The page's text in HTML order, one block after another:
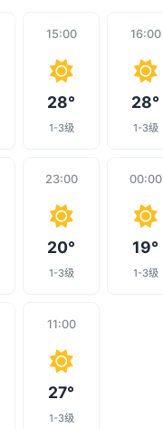
15:00
28°
1-3级
16:00
28°
1-3级
23:00
20°
1-3级
00:00
19°
1-3级
11:00
27°
1-3级